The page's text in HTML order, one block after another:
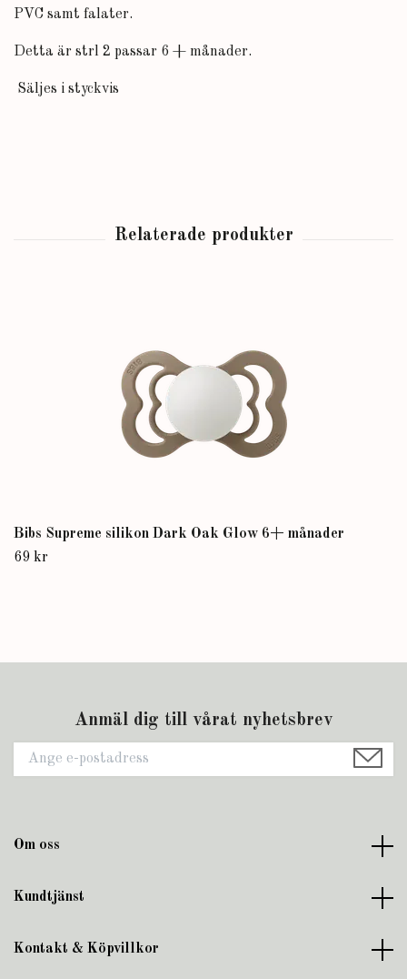
PVC samt falater.
Detta är strl 2 passar 6 + månader.
Säljes i styckvis
Bibs Supreme silikon Dark Oak Glow 6+ månader
69 kr
Anmäl dig till vårat nyhetsbrev
Om oss
Kundtjänst
Kontakt & Köpvillkor